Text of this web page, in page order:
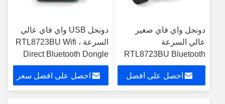
دونجل واي فاي صغير
عالي السرعة
RTL8723BU Bluetooth
4.0 USB ROHS /
REACH موافقةاحصل على افضل
دونجل USB واي فاي عالي
السرعة ، RTL8723BU Wifi
Direct Bluetooth Dongle
لأجهزة Android
احصل على افضل سعر